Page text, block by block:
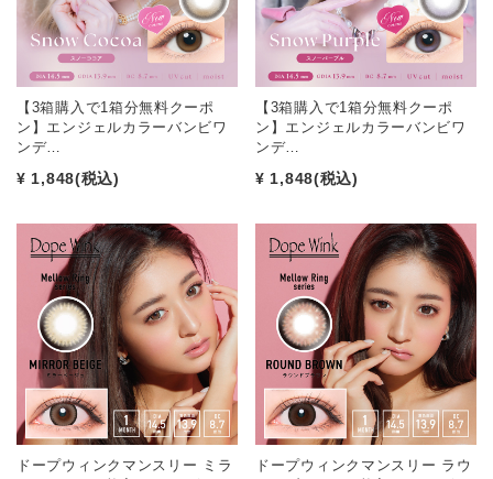
【3箱購入で1箱分無料クーポ
ン】エンジェルカラーバンビワ
ンデ…
¥ 1,848(税込)
【3箱購入で1箱分無料クーポ
ン】エンジェルカラーバンビワ
ンデ…
¥ 1,848(税込)
ドープウィンクマンスリー ミラ
ドープウィンクマンスリー ラウ